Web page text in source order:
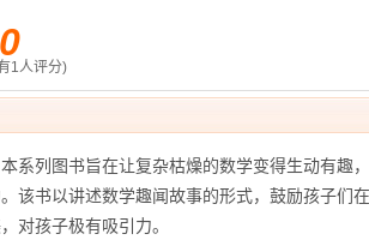
1人评分)
列图书旨在让复杂枯燥的数学变得生动有趣
该书以讲述数学趣闻故事的形式，鼓励孩子们
对孩子极有吸引力。